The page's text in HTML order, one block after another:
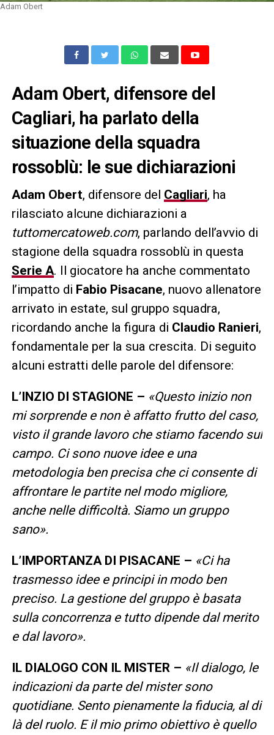
Adam Obert
Adam Obert, difensore del
Cagliari, ha parlato della
situazione della squadra
rossoblù: le sue dichiarazioni
Adam Obert, difensore del Cagliari, ha
rilasciato alcune dichiarazioni a
tuttomercatoweb.com, parlando dell’avvio di
stagione della squadra rossoblù in questa
Serie A. Il giocatore ha anche commentato
l’impatto di Fabio Pisacane, nuovo allenatore
arrivato in estate, sul gruppo squadra,
ricordando anche la figura di Claudio Ranieri,
fondamentale per la sua crescita. Di seguito
alcuni estratti delle parole del difensore:
L’INZIO DI STAGIONE – «Questo inizio non
mi sorprende e non è affatto frutto del caso,
visto il grande lavoro che stiamo facendo sul
campo. Ci sono nuove idee e una
metodologia ben precisa che ci consente di
affrontare le partite nel modo migliore,
anche nelle difficoltà. Siamo un gruppo
sano».
L’IMPORTANZA DI PISACANE – «Ci ha
trasmesso idee e principi in modo ben
preciso. La gestione del gruppo è basata
sulla concorrenza e tutto dipende dal merito
e dal lavoro».
IL DIALOGO CON IL MISTER – «Il dialogo, le
indicazioni da parte del mister sono
quotidiane. Sento pienamente la fiducia, al di
là del ruolo. E il mio primo obiettivo è quello